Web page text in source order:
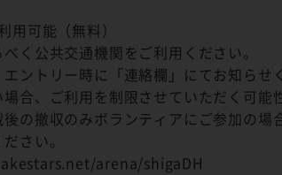
用可能（無料）
く公共交通機関をご利用ください。
ントリー時に「連絡欄」にてお知らせ
合、ご利用を制限させていただく可能
の撤収のみボランティアにご参加の場
さい。
arena/shigaDH